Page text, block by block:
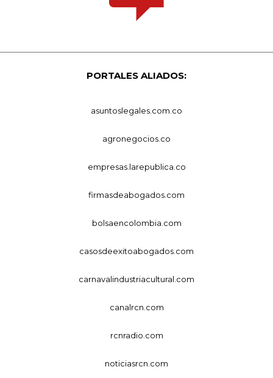
PORTALES ALIADOS:
asuntoslegales.com.co
agronegocios.co
empresas.larepublica.co
firmasdeabogados.com
bolsaencolombia.com
casosdeexitoabogados.com
carnavalindustriacultural.com
canalrcn.com
rcnradio.com
noticiasrcn.com